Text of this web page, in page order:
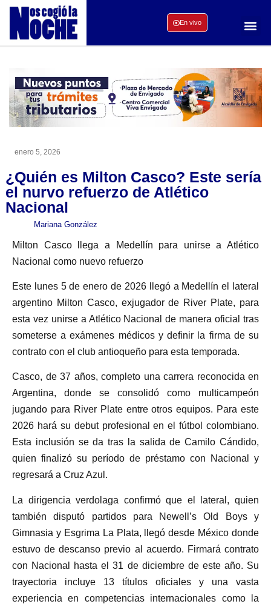
En vivo
enero 5, 2026
¿Quién es Milton Casco? Este sería
el nurvo refuerzo de Atlético
Nacional
Mariana González
Milton Casco llega a Medellín para unirse a Atlético
Nacional como nuevo refuerzo
Este lunes 5 de enero de 2026 llegó a Medellín el lateral
argentino Milton Casco, exjugador de River Plate, para
esta vez unirse a Atlético Nacional de manera oficial tras
someterse a exámenes médicos y definir la firma de su
contrato con el club antioqueño para esta temporada.
Casco, de 37 años, completo una carrera reconocida en
Argentina, donde se consolidó como multicampeón
jugando para River Plate entre otros equipos. Para este
2026 hará su debut profesional en el fútbol colombiano.
Esta inclusión se da tras la salida de Camilo Cándido,
quien finalizó su período de préstamo con Nacional y
regresará a Cruz Azul.
La dirigencia verdolaga confirmó que el lateral, quien
también disputó partidos para Newell’s Old Boys y
Gimnasia y Esgrima La Plata, llegó desde México donde
estuvo de descanso previo al acuerdo. Firmará contrato
con Nacional hasta el 31 de diciembre de este año. Su
trayectoria incluye 13 títulos oficiales y una vasta
experiencia en competencias internacionales como la